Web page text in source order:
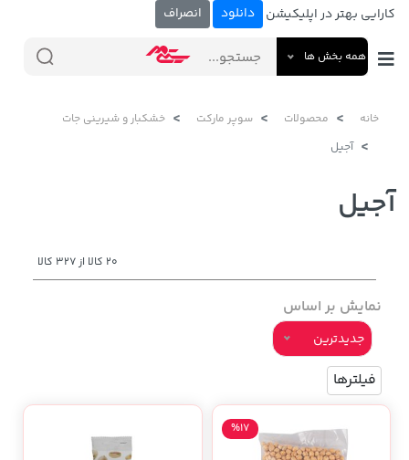
کارایی بهتر در اپلیکیشن دانلود انصراف
همه بخش ها
خانه محصولات سوپر مارکت
خشکبار و شیرینی جات
آجیل
آجیل
20 کالا از 327 کالا
نمایش بر اساس
جدیدترین
فیلترها
%17